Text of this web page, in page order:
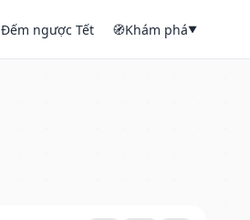
Đếm ngược Tết 🧭Khám phá▼